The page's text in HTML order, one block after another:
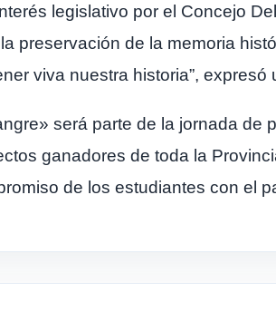
legislativo por el Concejo
preservación de la memoria
viva nuestra historia”,
será parte de la jornada de
ganadores de toda la
de los estudiantes con el